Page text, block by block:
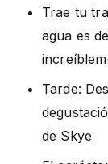
Trae tu
agua es
Tarde:
de Skye